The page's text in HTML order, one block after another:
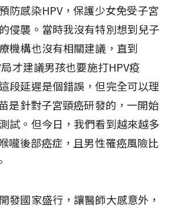
防感染HPV，保護少女免受子宮
侵襲。當時我沒有特別想到兒子
機構也沒有相關建議，直到
才建議男孩也要施打HPV疫
段延遲是個錯誤，但完全可以理
是針對子宮頸癌研發的，一開始
試。但今日，我們看到越來越多
嚨後部癌症，且男性罹癌風險比
發國家盛行，讓醫師大感意外，